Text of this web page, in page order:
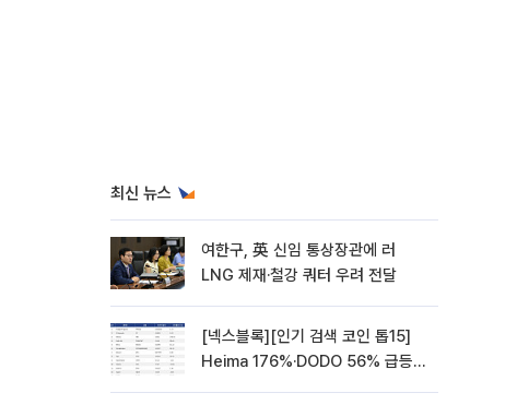
최신 뉴스
여한구, 英 신임 통상장관에 러
LNG 제재·철강 쿼터 우려 전달
[넥스블록][인기 검색 코인 톱15]
Heima 176%·DODO 56% 급등…